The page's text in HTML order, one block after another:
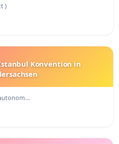
)
Konvention in